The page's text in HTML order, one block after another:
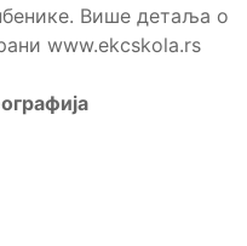
Више детаља о
www.ekcskola.rs